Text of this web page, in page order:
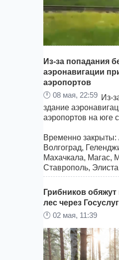
В Приморском крае
уголовного дела в
обвиняемых в
инфраструктуры,
Из-за попадания
аэронавигации
аэропортов
🕛 08 мая, 22:59 Из-
здание
аэропортов на юге
Временно закрыты:
Волгоград,
Махачкала, Магас,
Ставрополь,
Хабаровчанам,
черноморский
чемоданы и следить
➡️ Подписаться -
Грибников
лес через
🕛 02 мая, 11:39